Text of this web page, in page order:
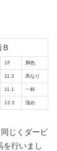
1F 脚色
11.3 馬なり
11.1 一杯
12.3 強め
じくダービ
を行いまし